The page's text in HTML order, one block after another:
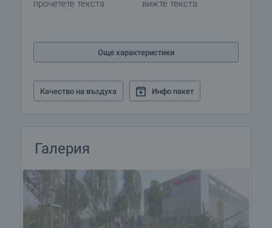
прочетете текста
вижте текста
Още характеристики
Качество на въздуха Инфо пакет
Галерия